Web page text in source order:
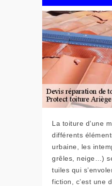
La toiture d’une
différents
urbaine, les
grêles, neige…)
tuiles qui
fiction, c’est une